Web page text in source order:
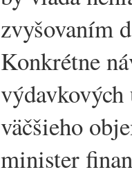
zvyšovaním
Konkrétne
výdavkových
väčšieho
minister